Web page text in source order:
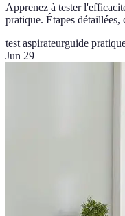
Apprenez à tester
pratique. Étapes
test aspirateurguide
Jun 29